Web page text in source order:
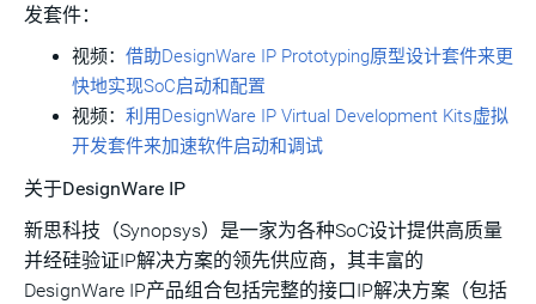
发套件：
视频： 借助DesignWare IP Prototyping原型设计套件来更
快地实现SoC启动和配置
视频： 利用DesignWare IP Virtual Development Kits虚拟
开发套件来加速软件启动和调试
关于DesignWare IP
新思科技（Synopsys）是一家为各种SoC设计提供高质量
并经硅验证IP解决方案的领先供应商，其丰富的
DesignWare IP产品组合包括完整的接口IP解决方案（包括